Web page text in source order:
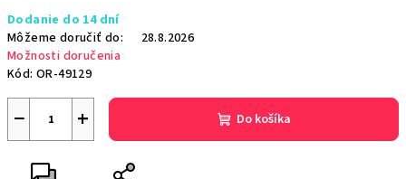
cena:
Dodanie do 14 dní
Môžeme doručiť do:
28.8.2026
Možnosti doručenia
Kód: OR-49129
+
− Do košíka